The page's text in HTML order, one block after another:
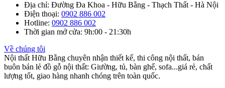
Địa chỉ: Đường Đa Khoa - Hữu Bằng - Thạch Thất - Hà Nội
Điện thoại: 0902 886 002
Hotline: 0902 886 002
Thời gian mở cửa: 9h:00 - 21:30h
Về chúng tôi
Nội thất Hữu Bằng chuyên nhận thiết kế, thi công nội thất, bán
buôn bán lẻ đồ gỗ nội thất: Giường, tủ, bàn ghế, sofa...giá rẻ, chất
lượng tốt, giao hàng nhanh chóng trên toàn quốc.